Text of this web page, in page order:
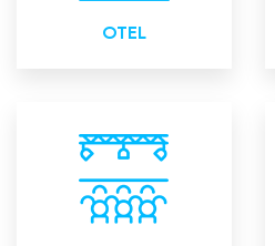
OTEL
Bayii toplantıları Lansman
toplantıları Eğitim
toplantıları Organizasyon